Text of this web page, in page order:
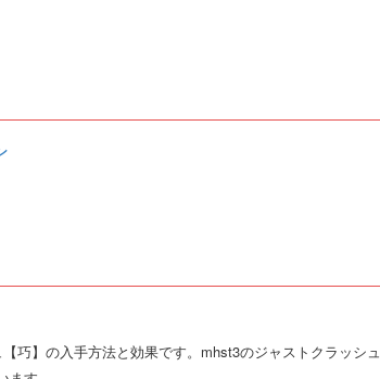
巧】の入手方法と効果です。mhst3のジャストクラッシュ